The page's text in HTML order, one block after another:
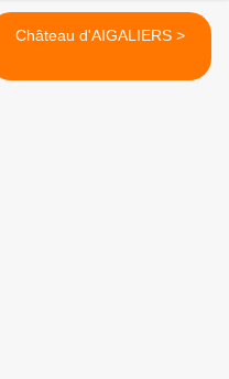
Château d'AIGALIERS >